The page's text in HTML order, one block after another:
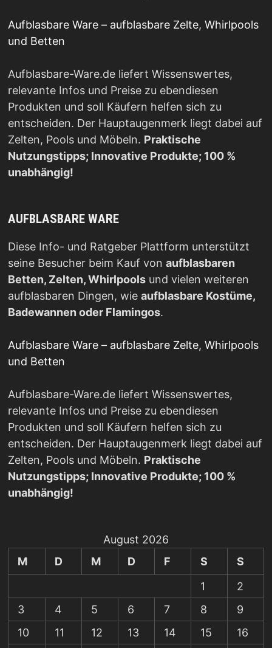
Aufblasbare Ware – aufblasbare Zelte, Whirlpools
und Betten
Aufblasbare-Ware.de liefert Wissenswertes,
relevante Infos und Preise zu ebendiesen
Produkten und soll Käufern helfen sich zu
entscheiden. Der Hauptaugenmerk liegt dabei auf
Zelten, Pools und Möbeln. Praktische
Nutzungstipps; Innovative Produkte; 100 %
unabhängig!
AUFBLASBARE WARE
Diese Info- und Ratgeber Plattform unterstützt
seine Besucher beim Kauf von aufblasbaren
Betten, Zelten, Whirlpoolsund vielen weiteren
aufblasbaren Dingen, wie aufblasbare Kostüme,
Badewannen oder Flamingos.
Aufblasbare Ware – aufblasbare Zelte, Whirlpools
und Betten
Aufblasbare-Ware.de liefert Wissenswertes,
relevante Infos und Preise zu ebendiesen
Produkten und soll Käufern helfen sich zu
entscheiden. Der Hauptaugenmerk liegt dabei auf
Zelten, Pools und Möbeln. Praktische
Nutzungstipps; Innovative Produkte; 100 %
unabhängig!
August 2026
M
D M D F S
S
1
2
3
4 5 6 7 8
9
10
11 12 13 14 15
16